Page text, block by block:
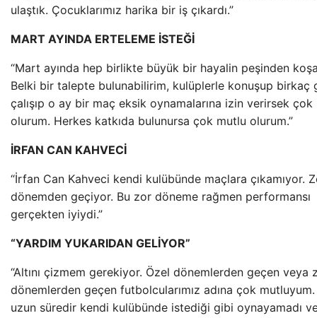
ulaştık. Çocuklarımız harika bir iş çıkardı.”
MART AYINDA ERTELEME İSTEĞİ
“Mart ayında hep birlikte büyük bir hayalin peşinden
Belki bir talepte bulunabilirim, kulüplerle konuşup birkaç
çalışıp o ay bir maç eksik oynamalarına izin verirsek çok
olurum. Herkes katkıda bulunursa çok mutlu olurum.”
İRFAN CAN KAHVECİ
“İrfan Can Kahveci kendi kulübünde maçlara çıkamıyor.
dönemden geçiyor. Bu zor döneme rağmen performansı
gerçekten iyiydi.”
“YARDIM YUKARIDAN GELİYOR”
“Altını çizmem gerekiyor. Özel dönemlerden geçen veya
dönemlerden geçen futbolcularımız adına çok
uzun süredir kendi kulübünde istediği gibi oynayamadı